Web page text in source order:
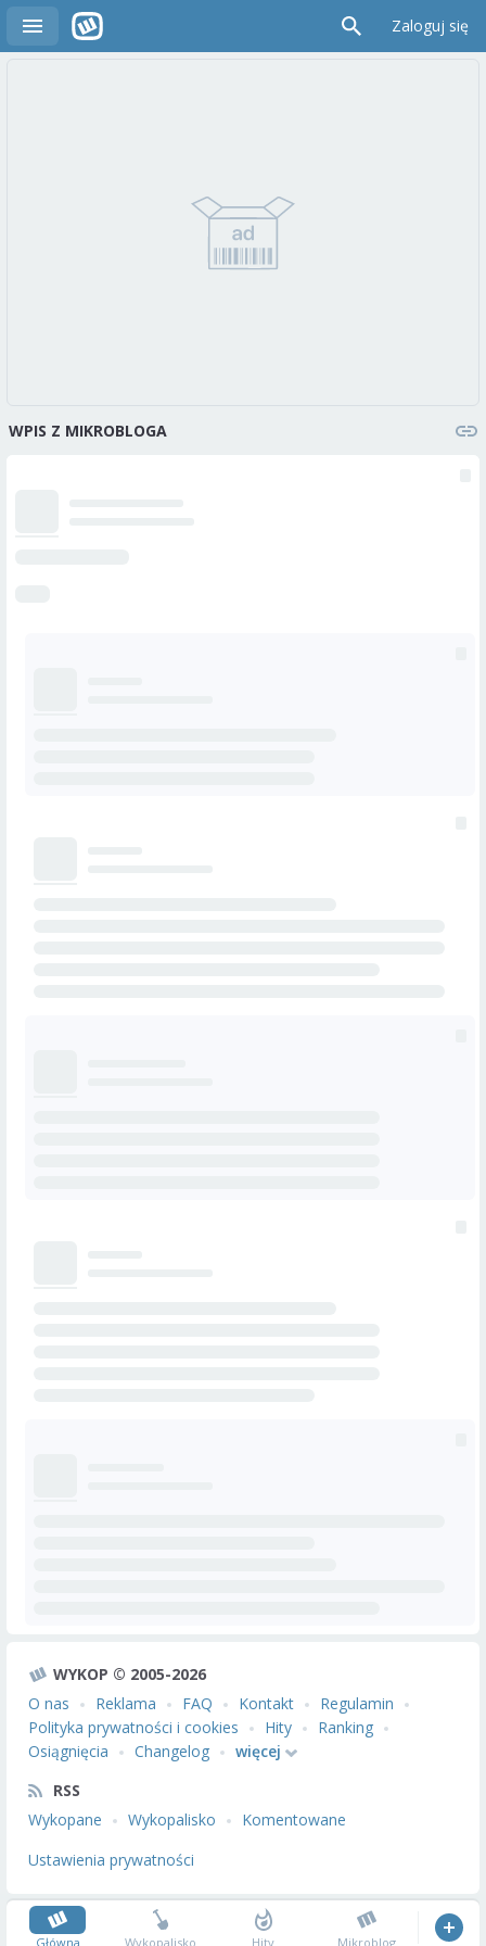
Zaloguj się
WPIS Z MIKROBLOGA
WYKOP © 2005-2026
O nas
Reklama FAQ Kontakt
Regulamin
Polityka prywatności i cookies
Hity
Ranking
Osiągnięcia
Changelog
więcej
RSS
Wykopane
Wykopalisko
Komentowane
Ustawienia prywatności
Główna Wykopalisko Hity Mikroblog